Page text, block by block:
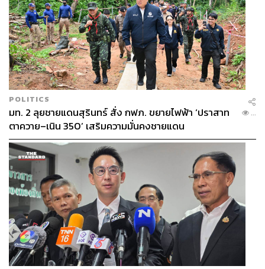
POLITICS
มท. 2 ลุยชายแดนสุรินทร์ สั่ง กฟภ. ขยายไฟฟ้า ‘ปราสาท
ตาควาย–เนิน 350’ เสริมความมั่นคงชายแดน
...